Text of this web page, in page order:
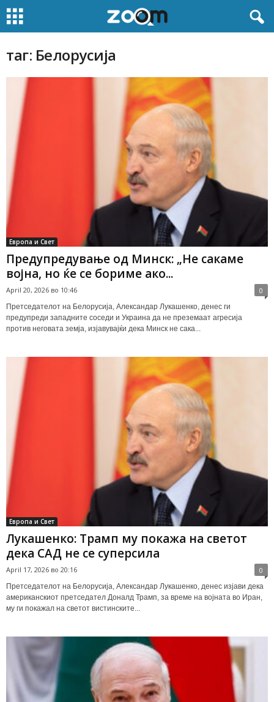
таг: Белорусија
Европа и Свет
Предупредување од Минск: „Не сакаме
војна, но ќе се бориме ако...
April 20, 2026 во 10:46 0
Претседателот на Белорусија, Александар Лукашенко, денес ги
предупреди западните соседи и Украина да не преземаат агресија
против неговата земја, изјавувајќи дека Минск не сака...
Европа и Свет
Лукашенко: Трамп му покажа на светот
дека САД не се суперсила
April 17, 2026 во 20:16 0
Претседателот на Белорусија, Александар Лукашенко, денес изјави дека
американскиот претседател Доналд Трамп, за време на војната во Иран,
му ги покажал на светот вистинските...